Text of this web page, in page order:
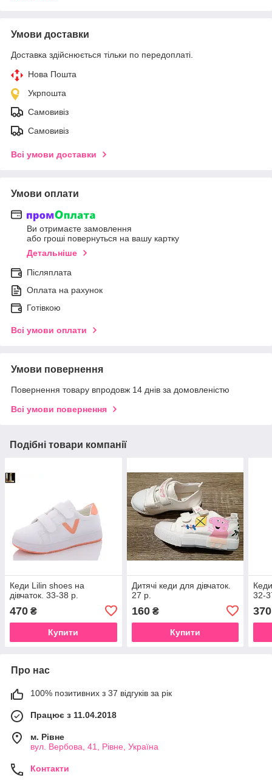
Умови доставки
Доставка здійснюється тільки по передоплаті.
Нова Пошта
Укрпошта
Самовивіз
Самовивіз
Всі умови доставки
Умови оплати
Ви отримаєте замовлення
або гроші повернуться на вашу картку
Детальніше
Післяплата
Оплата на рахунок
Готівкою
Всі умови оплати
Умови повернення
Повернення товару впродовж 14 днів за домовленістю
Всі умови повернення
Подібні товари компанії
Кеди Lilin shoes на
дівчаток. 33-38 р.
470 ₴
Купити
Дитячі кеди для дівчаток.
27 р.
160₴
Купити
32-
370
Про нас
100% позитивних з 37 відгуків за рік
Працює з 11.04.2018
м. Рівне
вул. Вербова, 41, Рівне, Україна
Контакти